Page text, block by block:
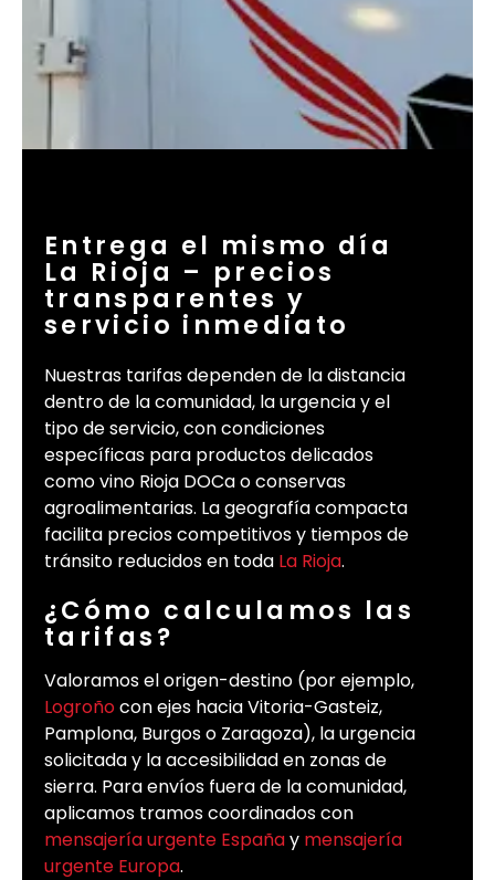
Entrega el mismo día
La Rioja – precios
transparentes y
servicio inmediato
Nuestras tarifas dependen de la distancia
dentro de la comunidad, la urgencia y el
tipo de servicio, con condiciones
específicas para productos delicados
como vino Rioja DOCa o conservas
agroalimentarias. La geografía compacta
facilita precios competitivos y tiempos de
tránsito reducidos en toda La Rioja.
¿Cómo calculamos las
tarifas?
Valoramos el origen-destino (por ejemplo,
Logroñocon ejes hacia Vitoria-Gasteiz,
Pamplona, Burgos o Zaragoza), la urgencia
solicitada y la accesibilidad en zonas de
sierra. Para envíos fuera de la comunidad,
aplicamos tramos coordinados con
mensajería urgente Españay mensajería
urgente Europa.